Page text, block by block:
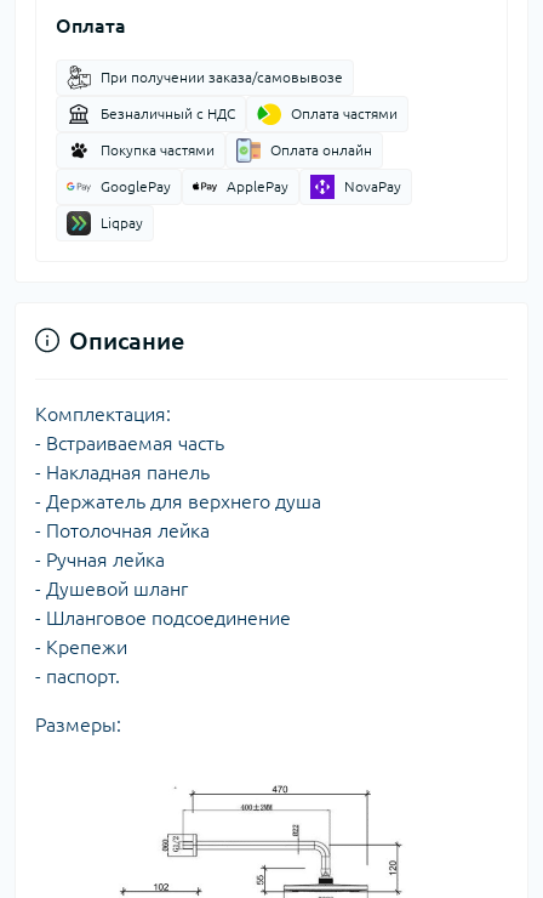
Оплата
При получении заказа/самовывозе
Безналичный с НДС Оплата частями
Покупка частями Оплата онлайн
GooglePay ApplePay NovaPay
Liqpay
Описание
Комплектация:
- Встраиваемая часть
- Накладная панель
- Держатель для верхнего душа
- Потолочная лейка
- Ручная лейка
- Душевой шланг
- Шланговое подсоединение
- Крепежи
- паспорт.
Размеры: